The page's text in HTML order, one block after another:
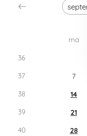
ma
36
37
7
38
14
39
21
40
28